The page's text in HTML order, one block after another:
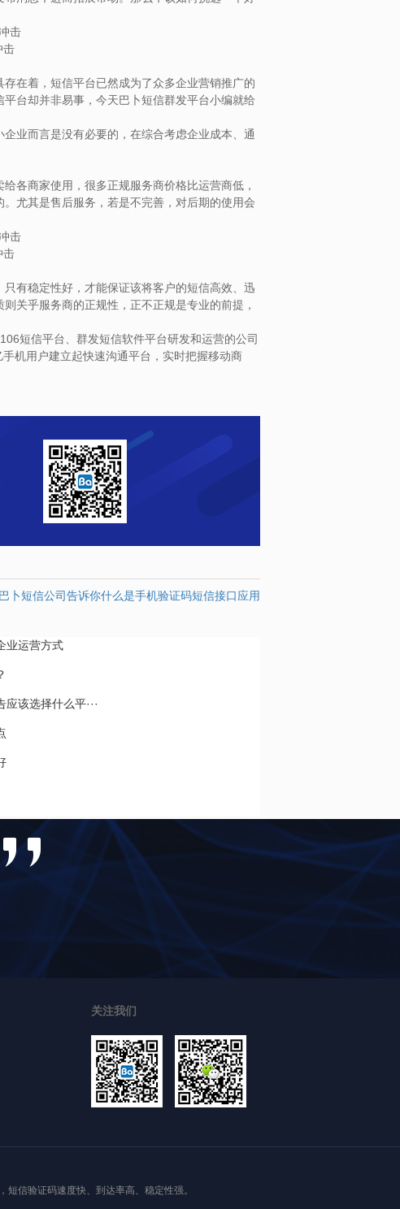
击
在着，短信平台已然成为了众多企业营销推广的
台却并非易事，今天巴卜短信群发平台小编就给
业而言是没有必要的，在综合考虑企业成本、通
各商家使用，很多正规服务商价格比运营商低，
尤其是售后服务，若是不完善，对后期的使用会
击
有稳定性好，才能保证该将客户的短信高效、迅
关乎服务商的正规性，正不正规是专业的前提，
短信平台、群发短信软件平台研发和运营的公司
机用户建立起快速沟通平台，实时把握移动商
卜短信公司告诉你什么是手机验证码短信接口应用
业运营方式
该选择什么平···
关注我们
短信验证码速度快、到达率高、稳定性强。